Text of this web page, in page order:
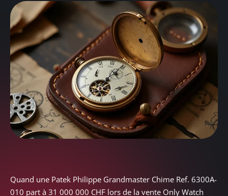
Quand une Patek Philippe Grandmaster Chime Ref. 6300A-
010 part à 31 000 000 CHF lors de la vente Only Watch